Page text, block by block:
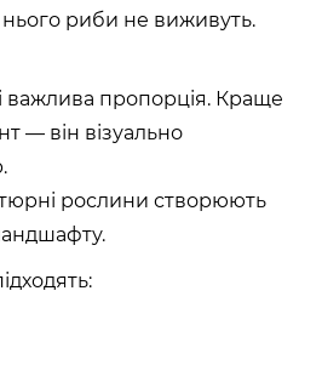
риби не виживуть.
важлива пропорція. Краще
— він візуально
рослини створюють